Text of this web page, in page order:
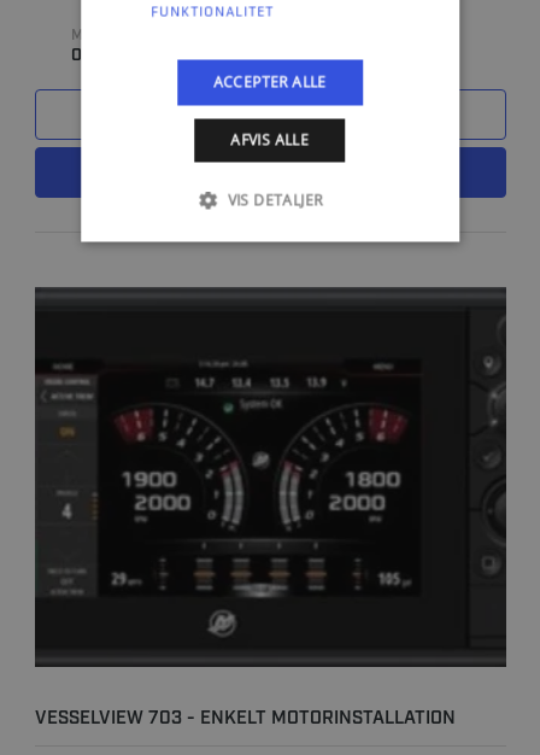
MODEL
0
SAMMENLIGN
VESSELVIEW 703 - ENKELT MOTORINSTALLATION
FUNKTIONALITET
ACCEPTER ALLE
AFVIS ALLE
VIS DETALJER